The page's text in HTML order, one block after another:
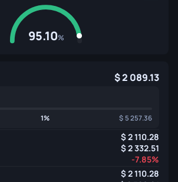
95.10%
2 089.13
1% 5 257.36
2 110.28
2 332.51
-7.85%
2 110.28